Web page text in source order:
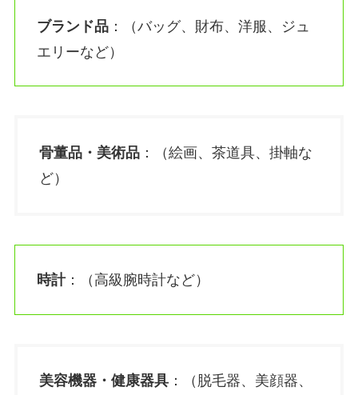
ブランド品：（バッグ、財布、洋服、ジュ
エリーなど）
骨董品・美術品：（絵画、茶道具、掛軸な
ど）
時計：（高級腕時計など）
美容機器・健康器具：（脱毛器、美顔器、